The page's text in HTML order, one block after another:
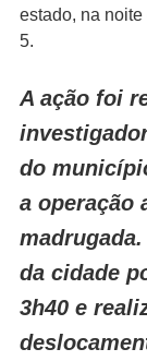
estado, na
5.
A ação foi
do
a operação
da cidade
3h40 e